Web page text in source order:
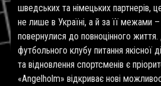
шведських та німецьких партнерів,
не лише в Україні, а й за її межами –
повернулися до повноцінного
футбольного клубу питання якісної
та відновлення спортсменів є
«Angelholm» відкриває нові